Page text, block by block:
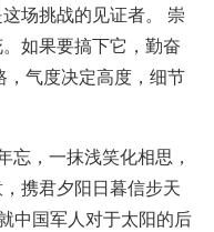
场挑战的见证者。 崇
如果要搞下它，勤奋
气度决定高度，细节
忘，一抹浅笑化相思，
携君夕阳日暮信步天
中国军人对于太阳的后